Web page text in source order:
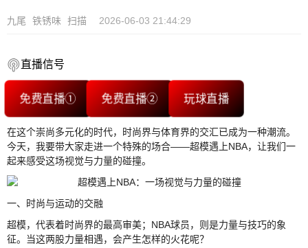
九尾 铁锈味 扫描 2026-06-03 21:44:29
直播信号
免费直播① 免费直播② 玩球直播
在这个崇尚多元化的时代，时尚界与体育界的交汇已成为一种潮流。
今天，我要带大家走进一个特殊的场合——超模遇上NBA，让我们一
起来感受这场视觉与力量的碰撞。
一、时尚与运动的交融
超模，代表着时尚界的最高审美；NBA球员，则是力量与技巧的象
征。当这两股力量相遇，会产生怎样的火花呢？